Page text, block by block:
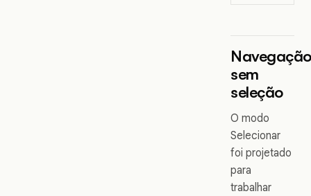
sem
seleção
O modo
Selecionar
foi projetado
para
trabalhar